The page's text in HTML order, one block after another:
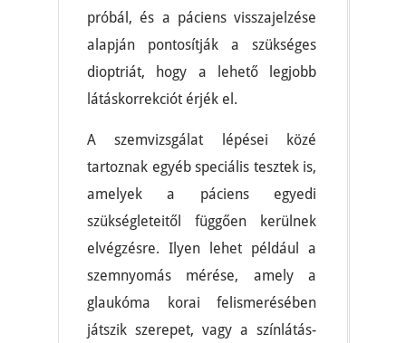
próbál, és a páciens visszajelzése
alapján pontosítják a szükséges
dioptriát, hogy a lehető legjobb
látáskorrekciót érjék el.
A szemvizsgálat lépései közé
tartoznak egyéb speciális tesztek is,
amelyek a páciens egyedi
szükségleteitől függően kerülnek
elvégzésre. Ilyen lehet például a
szemnyomás mérése, amely a
glaukóma korai felismerésében
játszik szerepet, vagy a színlátás-